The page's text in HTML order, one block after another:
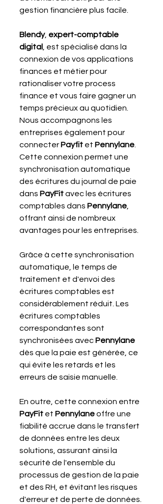
gestion financière plus facile.
Blendy, expert-comptable
digital
, est spécialisé dans la
connexion de vos applications
finances et métier pour
rationaliser votre process
finance et vous faire gagner un
temps précieux au quotidien.
Nous accompagnons les
entreprises également pour
connecter Payfit et Pennylane
Cette connexion permet une
synchronisation automatique
des écritures du journal de paie
dans PayFit avec les écritures
comptables dans Pennylane
offrant ainsi de nombreux
avantages pour les entreprises.
Grâce à cette synchronisation
automatique, le temps de
traitement et d'envoi des
écritures comptables est
considérablement réduit. Les
écritures comptables
correspondantes sont
synchronisées avec Pennylane
dès que la paie est générée, ce
qui évite les retards et les
erreurs de saisie manuelle.
En outre, cette connexion entre
PayFit et Pennylane offre une
fiabilité accrue dans le transfert
de données entre les deux
solutions, assurant ainsi la
sécurité de l'ensemble du
processus de gestion de la paie
et des RH, et évitant les risques
d'erreur et de perte de données.